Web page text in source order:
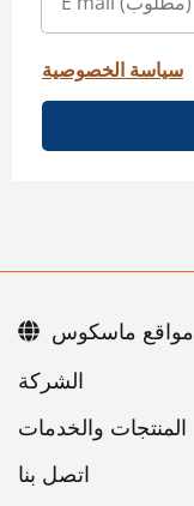
سياسة الخصوصية
اتصل بنا
مواقع ماسكوس